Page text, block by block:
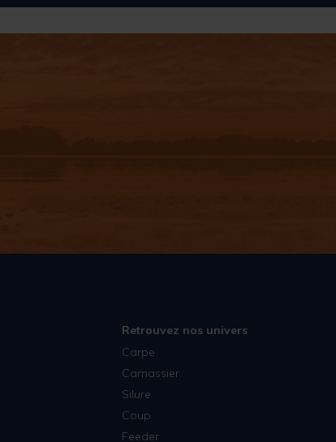
Retrouvez nos univers
Carpe
Carnassier
Silure
Coup
Feeder